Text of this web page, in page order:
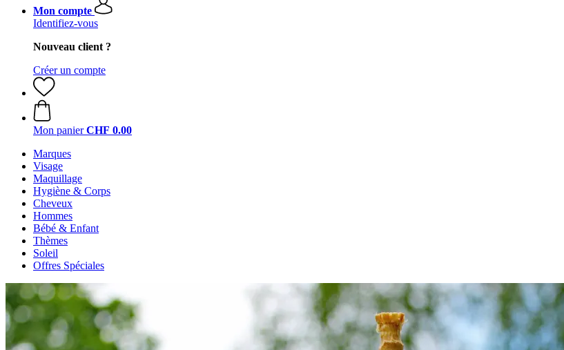
Mon compte
Identifiez-vous
Nouveau client ?
Créer un compte
Mon panier CHF 0.00
Marques
Visage
Maquillage
Hygiène & Corps
Cheveux
Hommes
Bébé & Enfant
Thèmes
Soleil
Offres Spéciales